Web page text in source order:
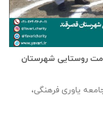
روستایی شهرستان
یاوری فرهنگی،